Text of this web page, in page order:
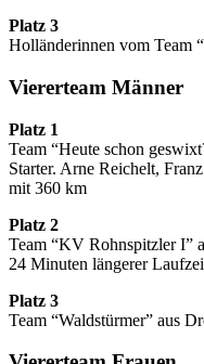
Platz 3
Holländerinnen vom Team
Viererteam Männer
Platz 1
Team “Heute schon
Starter. Arne Reichelt,
mit 360 km
Platz 2
Team “KV Rohnspitzler I”
24 Minuten längerer
Platz 3
Team “Waldstürmer” aus